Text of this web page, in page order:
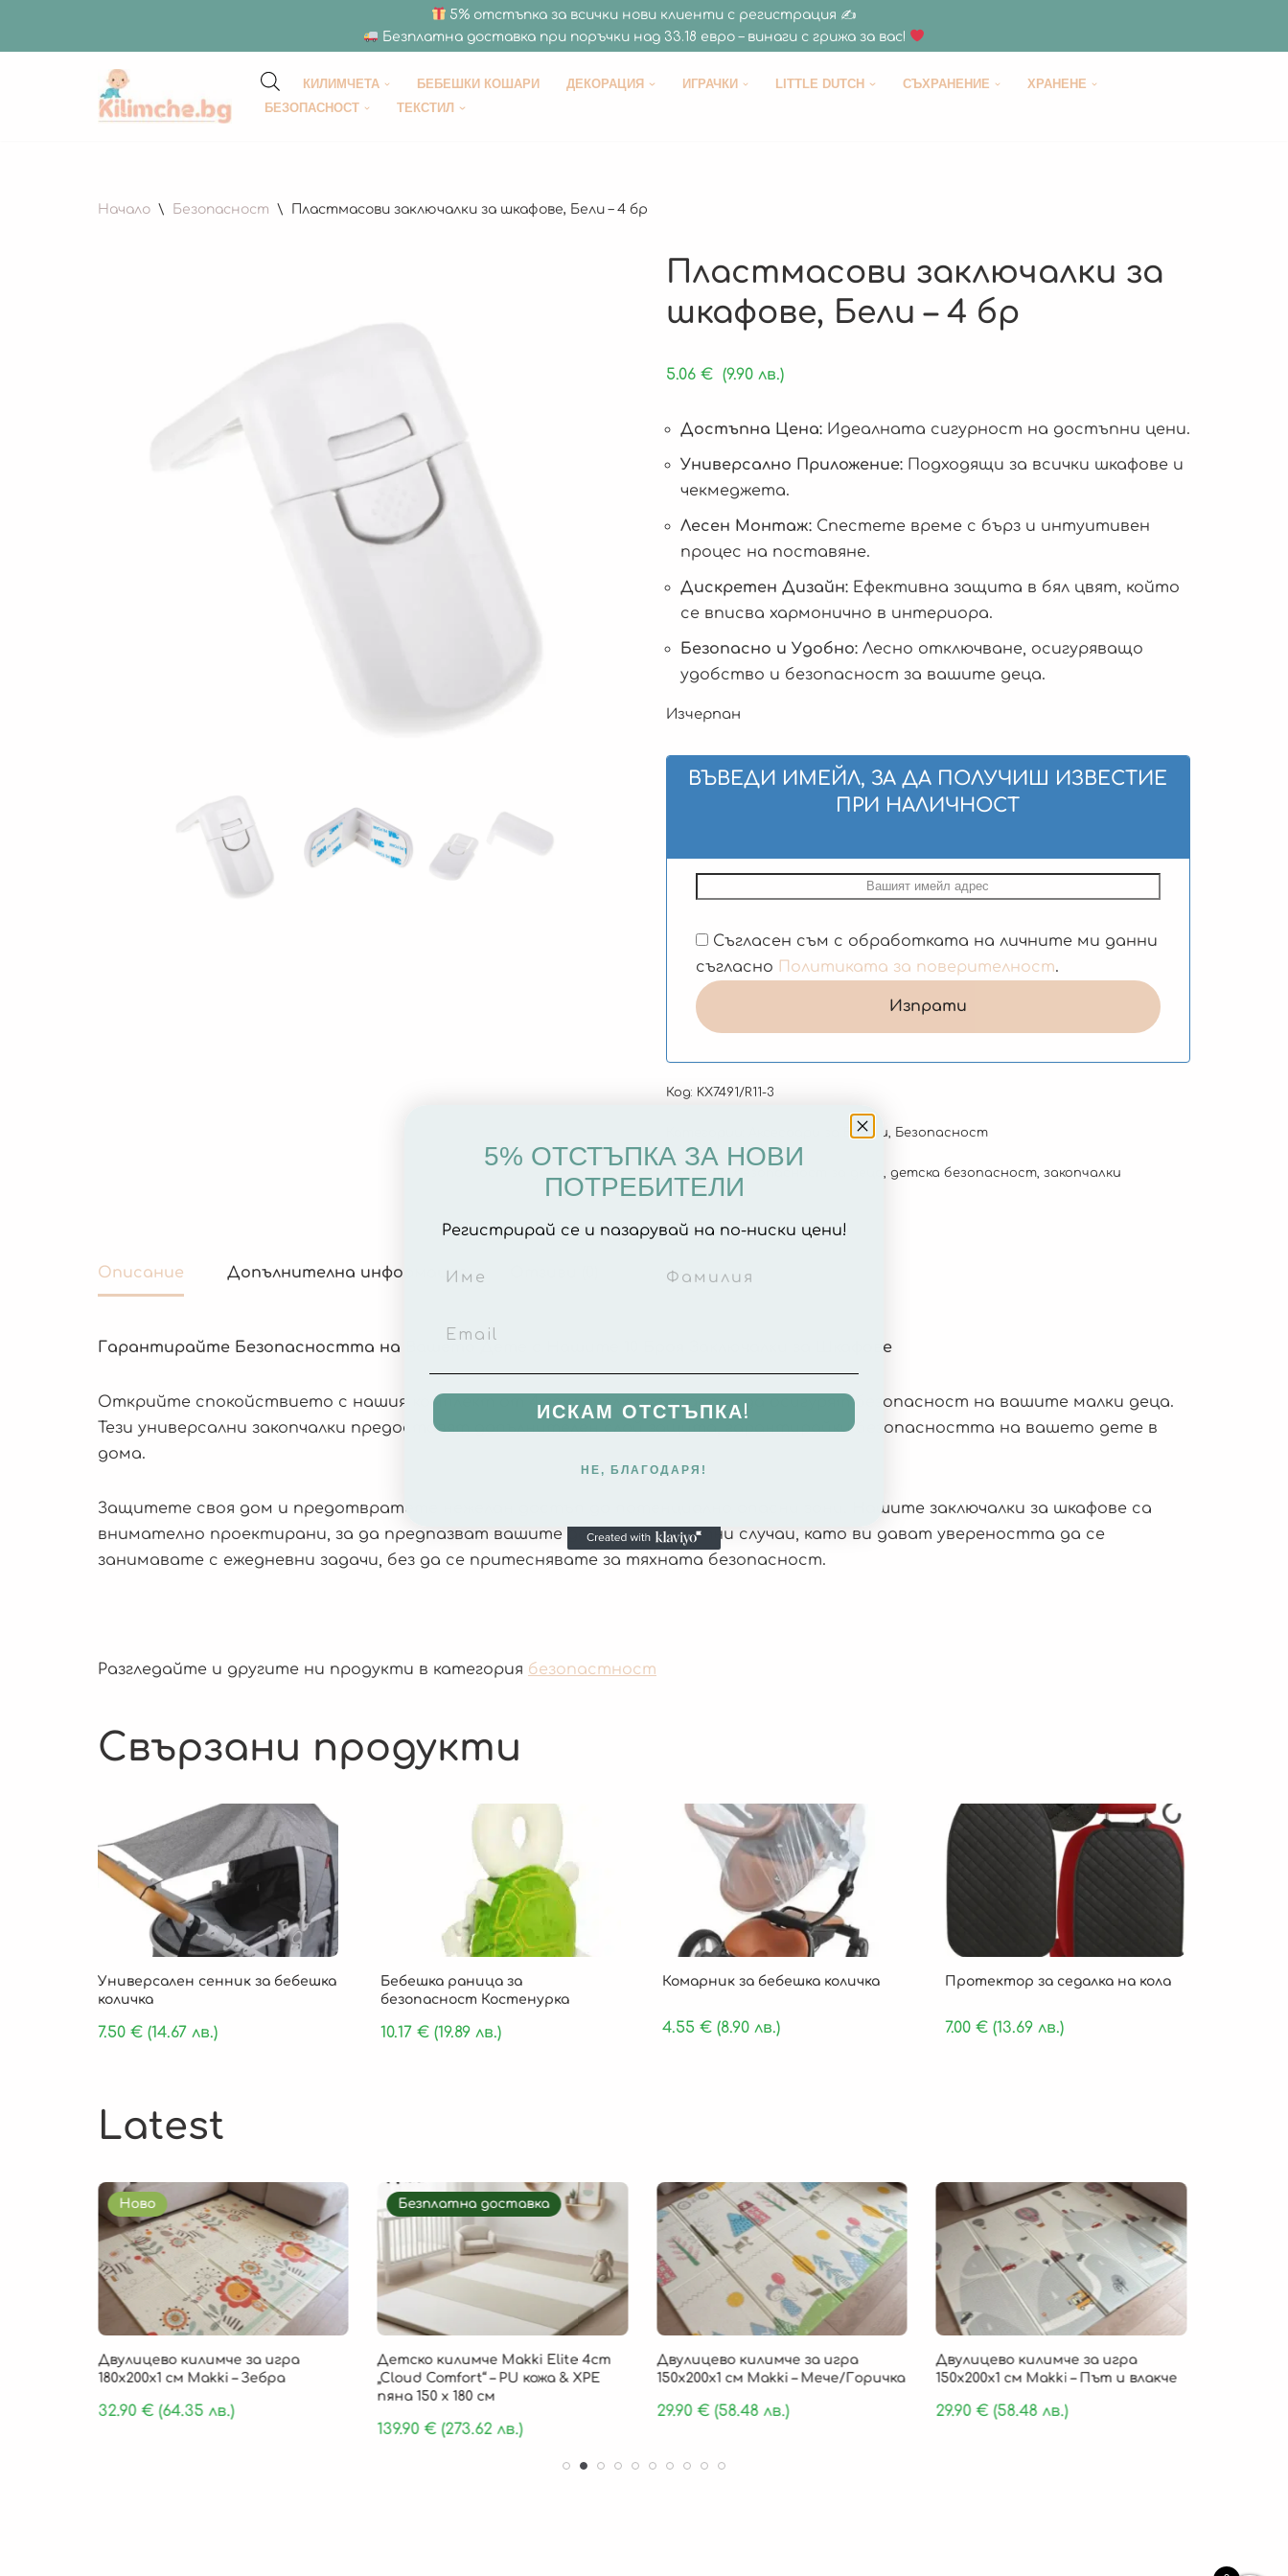
5% отстъпка за всички нови клиенти с регистрация ✍
Безплатна доставка при поръчки над 33.18 евро – винаги с грижа за вас!
Продължете
КИЛИМЧЕТА БЕБЕШКИ КОШАРИ ДЕКОРАЦИЯ ИГРАЧКИ LITTLE DUTCH СЪХРАНЕНИЕ
ХРАНЕНЕ
БЕЗОПАСНОСТ
ТЕКСТИЛ
Начало \ Безопасност \ Пластмасови заключалки за шкафове, Бели – 4 бр
Пластмасови заключалки за
шкафове, Бели – 4 бр
5.06 € (9.90 лв.)
Достъпна Цена:Идеалната сигурност на достъпни цени.
Универсално Приложение:Подходящи за всички шкафове и
чекмеджета.
Лесен Монтаж:Спестете време с бърз и интуитивен
процес на поставяне.
Дискретен Дизайн:Ефективна защита в бял цвят, който
се вписва хармонично в интериора.
Безопасно и Удобно:Лесно отключване, осигуряващо
удобство и безопасност за вашите деца.
Изчерпан
ВЪВЕДИ ИМЕЙЛ, ЗА ДА ПОЛУЧИШ ИЗВЕСТИЕ
ПРИ НАЛИЧНОСТ
Съгласен съм с обработката на личните ми данни
съгласно Политиката за поверителност.
Код: KX7491/R11-3
Аксесоари за Вкъщи Безопасност
детска безопасност, закопчалки
Описание Допълнителна информация
Гарантирайте Безопасността на Вашето Дете с Нашите 10 Броя Заключалки за Шкафове
Открийте спокойствието с нашия комплект от 4 заключалки, създадени да осигурят безопасност на вашите малки деца.
Тези универсални закопчалки предоставят допълнителен слой защита, гарантирайки безопасността на вашето дете в
дома.
Защитете своя дом и предотвратете нежелан достъп до потенциално опасни зони. Нашите заключалки за шкафове са
внимателно проектирани, за да предпазват вашите деца от нещастни случаи, като ви дават увереността да се
занимавате с ежедневни задачи, без да се притеснявате за тяхната безопасност.
Разгледайте и другите ни продукти в категория безопастност
Свързани продукти
Универсален сенник за бебешка
количка
7.50 € (14.67 лв.)
Бебешка раница за
безопасност Костенурка
10.17 €(19.89 лв.)
Комарник за бебешка количка
4.55€ (8.90 лв.)
Протектор за седалка на кола
7.00€ (13.69 лв.)
Latest
Ново
Двулицево килимче за игра
180х200х1 см Makki – Зебра
32.90 €(64.35 лв.)
Безплатна доставка
Детско килимче Makki Elite 4cm
„Cloud Comfort“ – PU кожа & XPE
пяна 150 х 180 см
139.90€(273.62 лв.)
Двулицево килимче за игра
150х200х1 см Makki – Мече/Горичка
29.90 €(58.48 лв.)
Двулицево килимче за игра
150х200х1 см Makki – Път и влакче
29.90€(58.48 лв.)
5% ОТСТЪПКА ЗА НОВИ
ПОТРЕБИТЕЛИ
Регистрирай се и пазарувай на по-ниски цени!
ИСКАМ ОТСТЪПКА!
НЕ, БЛАГОДАРЯ!